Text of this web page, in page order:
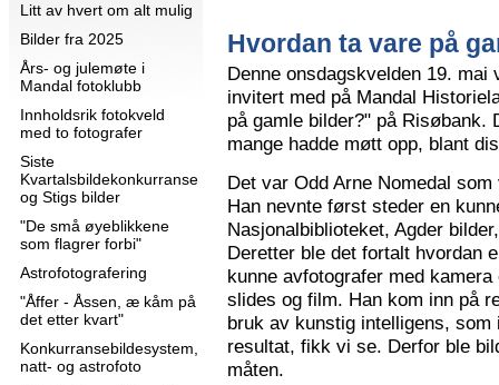
Litt av hvert om alt mulig
Bilder fra 2025
Års- og julemøte i
Mandal fotoklubb
Innholdsrik fotokveld
med to fotografer
Siste
Kvartalsbildekonkurranse
og Stigs bilder
"De små øyeblikkene
som flagrer forbi"
Astrofotografering
"Åffer - Åssen, æ kåm på
det etter kvart"
Konkurransebildesystem,
natt- og astrofoto
Hvordan ta vare på
Denne onsdagskvelden 19.
invitert med på Mandal
på gamle bilder?" på
mange hadde møtt opp, blant
Det var Odd Arne Nomedal
Han nevnte først steder en
Nasjonalbiblioteket, Agder
Deretter ble det fortalt hvordan
kunne avfotografer med
slides og film. Han kom inn på
bruk av kunstig intelligens,
resultat, fikk vi se. Derfor ble
måten.